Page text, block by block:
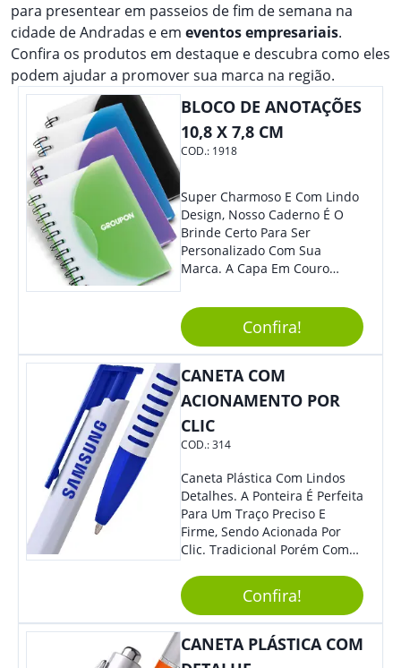
para presentear em passeios de fim de semana na
cidade de Andradas e em eventos empresariais.
Confira os produtos em destaque e descubra como eles
podem ajudar a promover sua marca na região.
BLOCO DE ANOTAÇÕES
10,8 X 7,8 CM
COD.: 1918
Super Charmoso E Com Lindo
Design, Nosso Caderno É O
Brinde Certo Para Ser
Personalizado Com Sua
Marca. A Capa Em Couro
Elástico Permite Maior
Segurança Ao Carregá-Lo.
Ofereça A Seus Clientes E
Colaboradores, Sem Dúvidas
Eles Irão Adorar.
Confira!
CANETA COM
ACIONAMENTO POR
CLIC
COD.:314
Caneta Plástica Com Lindos
Detalhes. A Ponteira É Perfeita
Para Um Traço Preciso E
Firme, Sendo Acionada Por
Clic. Tradicional Porém Com
Toda Diferença.
Confira!
CANETA PLÁSTICA COM